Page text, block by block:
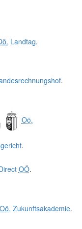
Landtag.
.
Oö.
.
OÖ.
Oö. Zukunftsakademie.